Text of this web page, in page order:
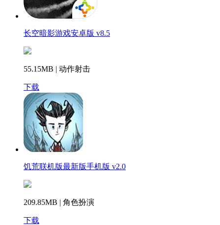
长空暗影游戏安卓版 v8.5
55.15MB | 动作射击
下载
饥荒联机版最新版手机版 v2.0
209.85MB | 角色扮演
下载